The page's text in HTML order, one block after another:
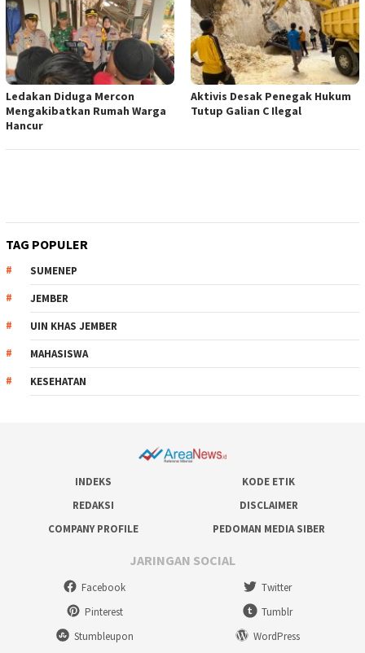
Ledakan Diduga Mercon
Mengakibatkan Rumah Warga
Hancur
Aktivis Desak Penegak Hukum
Tutup Galian C Ilegal
TAG POPULER
SUMENEP
JEMBER
UIN KHAS JEMBER
MAHASISWA
KESEHATAN
INDEKS
KODE ETIK
REDAKSI
DISCLAIMER
COMPANY PROFILE
PEDOMAN MEDIA SIBER
JARINGAN SOCIAL
Facebook
Twitter
Pinterest
Tumblr
Stumbleupon
WordPress